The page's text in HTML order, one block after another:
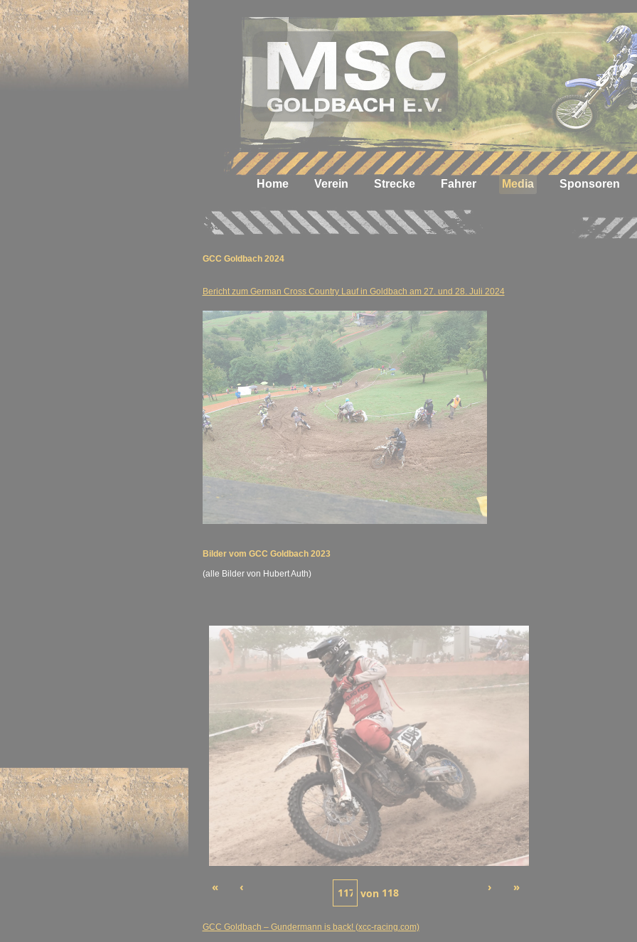
Home Verein Strecke Fahrer Media Sponsoren
GCC Goldbach 2024
Bericht zum German Cross Country Lauf in Goldbach am 27. und 28. Juli 2024
Bilder vom GCC Goldbach 2023
(alle Bilder von Hubert Auth)
« ‹ von 118 › »
GCC Goldbach – Gundermann is back! (xcc-racing.com)